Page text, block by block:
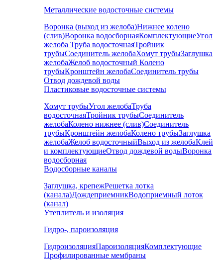
Металлические водосточные системы
Воронка (выход из желоба)Нижнее колено
(слив)Воронка водосборнаяКомплектующиеУгол
желоба Труба водосточнаяТройник
трубыСоединитель желобаХомут трубыЗаглушка
желобаЖелоб водосточный Колено
трубыКронштейн желобаСоединитель трубы
Отвод дождевой воды
Пластиковые водосточные системы
Хомут трубыУгол желобаТруба
водосточнаяТройник трубыСоединитель
желобаКолено нижнее (слив)Соединитель
трубыКронштейн желобаКолено трубыЗаглушка
желобаЖелоб водосточныйВыход из желобаКлей
и комплектующиеОтвод дождевой водыВоронка
водосборная
Водосборные каналы
Заглушка, крепежРешетка лотка
(канала)ДождеприемникВодоприемный лоток
(канал)
Утеплитель и изоляция
Гидро-, пароизоляция
ГидроизоляцияПароизоляцияКомплектующие
Профилированные мембраны